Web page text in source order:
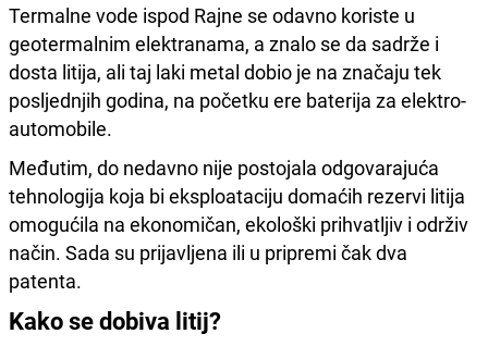
Termalne vode ispod Rajne se odavno koriste u
geotermalnim elektranama, a znalo se da sadrže i
dosta litija, ali taj laki metal dobio je na značaju tek
posljednjih godina, na početku ere baterija za elektro-
automobile.
Međutim, do nedavno nije postojala odgovarajuća
tehnologija koja bi eksploataciju domaćih rezervi litija
omogućila na ekonomičan, ekološki prihvatljiv i održiv
način. Sada su prijavljena ili u pripremi čak dva
patenta.
Kako se dobiva litij?